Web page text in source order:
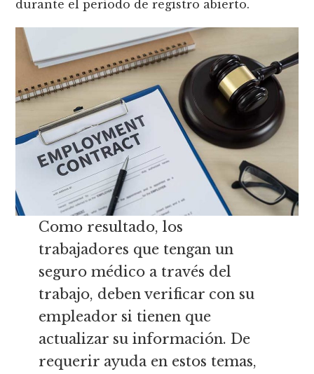
durante el período de registro abierto.
Como resultado, los
trabajadores que tengan un
seguro médico a través del
trabajo, deben verificar con su
empleador si tienen que
actualizar su información. De
requerir ayuda en estos temas,